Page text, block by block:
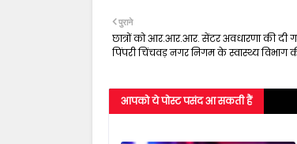
पुराने
छात्रों को आर.आर.आर. सेंटर अवधारणा की दी
पिंपरी चिंचवड़ नगर निगम के स्वास्थ्य विभाग
आपको ये पोस्ट पसंद आ सकती हैं